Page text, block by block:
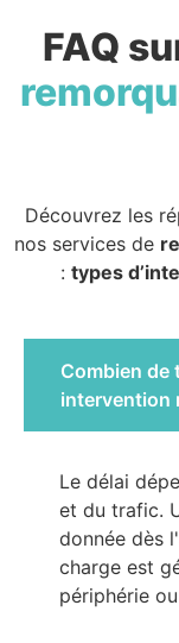
FAQ
Découvrez les
nos services de
: types
Combien de
intervention
Le délai
et du trafic.
donnée dès
charge est
périphérie